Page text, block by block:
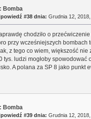
Bomba
#38 dnia: Grudnia 12,
chodziło o
przy wcześniejszych bombach
z tego co wiem, większość
tys. ludzi mogłoby
A polana za SP 8 jako punkt
Bomba
#39 dnia: Grudnia 12,